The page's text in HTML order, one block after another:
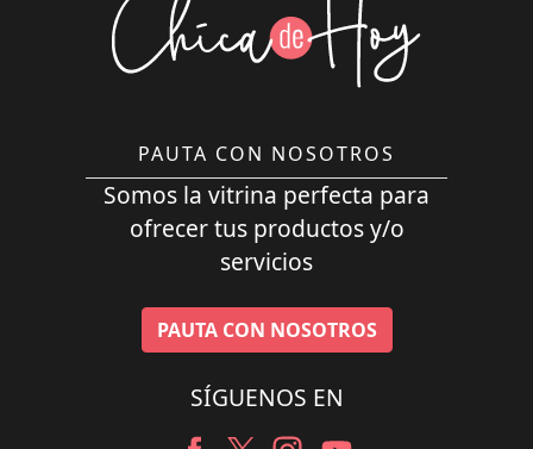
PAUTA CON NOSOTROS
Somos la vitrina perfecta para
ofrecer tus productos y/o
servicios
PAUTA CON NOSOTROS
SÍGUENOS EN